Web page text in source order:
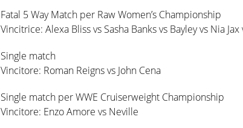
Fatal 5 Way Match per Raw Women’s Championship
Vincitrice: Alexa Bliss vs Sasha Banks vs Bayley vs Nia Jax
Single match
Vincitore: Roman Reigns vs John Cena
Single match per WWE Cruiserweight Championship
Vincitore: Enzo Amore vs Neville